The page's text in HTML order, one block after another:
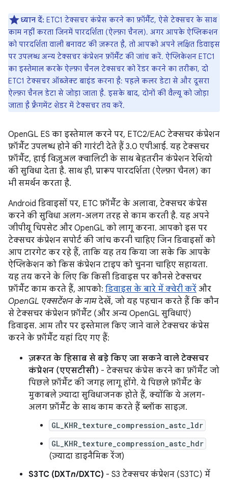
ध्यान दें: ETC1 टेक्सचर कंप्रेस करने का फ़ॉर्मैट, ऐसे टेक्सचर के साथ
काम नहीं करता जिनमें पारदर्शिता (ऐल्फ़ा चैनल). अगर आपके ऐप्लिकशन
को पारदर्शिता वाली बनावट की ज़रूरत है, तो आपको अपने लक्षित डिवाइस
पर उपलब्ध अन्य टेक्सचर कंप्रेशन फ़ॉर्मैट की जांच करें. ऐप्लिकेशन ETC1
का इस्तेमाल करके ऐल्फ़ा चैनल टेक्सचर को रेंडर करने का तरीका, दो
ETC1 टेक्सचर ऑब्जेक्ट बाइंड करना है: पहले कलर डेटा से और दूसरा
ऐल्फ़ा चैनल डेटा से जोड़ा जाता है. इसके बाद, दोनों की वैल्यू को जोड़ा
जाता है फ़्रैगमेंट शेडर में टेक्सचर तय करें.
OpenGL ES का इस्तेमाल करने पर, ETC2/EAC टेक्सचर कंप्रेशन
फ़ॉर्मैट उपलब्ध होने की गारंटी देते हैं 3.0 एपीआई. यह टेक्सचर
फ़ॉर्मैट, हाई विज़ुअल क्वालिटी के साथ बेहतरीन कंप्रेशन रेशियो
की सुविधा देता है. साथ ही, प्रारूप पारदर्शिता (ऐल्फ़ा चैनल) का
भी समर्थन करता है.
Android डिवाइसों पर, ETC फ़ॉर्मैट के अलावा, टेक्सचर कंप्रेस
करने की सुविधा अलग-अलग तरह से काम करती है. यह अपने
जीपीयू चिपसेट और OpenGL को लागू करना. आपको इस पर
टेक्सचर कंप्रेशन सपोर्ट की जांच करनी चाहिए जिन डिवाइसों को
आप टारगेट कर रहे हैं, ताकि यह तय किया जा सके कि आपके
ऐप्लिकेशन को किस कंप्रेशन टाइप को चुनना चाहिए सहायता.
यह तय करने के लिए कि किसी डिवाइस पर कौनसे टेक्सचर
फ़ॉर्मैट काम करते हैं, आपको: डिवाइस के बारे में क्वेरी करें और
OpenGL एक्सटेंशन के नामदेखें, जो यह पहचान करते हैं कि कौन
से टेक्सचर कंप्रेशन फ़ॉर्मैट (और अन्य OpenGL सुविधाएं)
डिवाइस. आम तौर पर इस्तेमाल किए जाने वाले टेक्सचर कंप्रेस
करने के फ़ॉर्मैट यहां दिए गए हैं:
ज़रूरत के हिसाब से बड़े किए जा सकने वाले टेक्सचर
कंप्रेशन (एएसटीसी) - टेक्सचर कंप्रेस करने का फ़ॉर्मैट जो
पिछले फ़ॉर्मैट की जगह लागू होंगे. ये पिछले फ़ॉर्मैट के
मुकाबले ज़्यादा सुविधाजनक होते हैं, क्योंकि ये अलग-
अलग फ़ॉर्मैट के साथ काम करते हैं ब्लॉक साइज़.
GL_KHR_texture_compression_astc_ldr
GL_KHR_texture_compression_astc_hdr
(ज़्यादा डाइनैमिक रेंज)
S3TC (DXTn/DXTC) - S3 टेक्सचर कंप्रेशन (S3TC) में